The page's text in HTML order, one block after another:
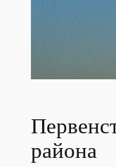
района